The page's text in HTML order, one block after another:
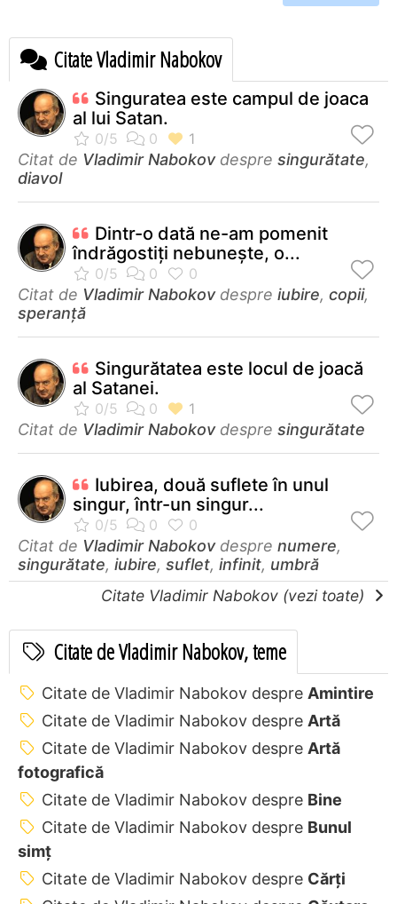
Citate Vladimir Nabokov
Singuratea este campul de joaca
al lui Satan.
Citat de Vladimir Nabokovdespre singurătate,
diavol
Dintr-o dată ne-am pomenit
îndrăgostiţi nebuneşte, o...
Citat de Vladimir Nabokovdespre iubire, copii,
speranță
Singurătatea este locul de joacă
al Satanei.
Citat de Vladimir Nabokovdespre singurătate
Iubirea, două suflete în unul
singur, într-un singur...
Citat de Vladimir Nabokovdespre numere,
singurătate, iubire, suflet, infinit, umbră
Citate Vladimir Nabokov (vezi toate)
Citate de Vladimir Nabokov, teme
Citate de Vladimir Nabokov despre Amintire
Citate de Vladimir Nabokov despre Artă
Citate de Vladimir Nabokov despre Artă
fotografică
Citate de Vladimir Nabokov despre Bine
Citate de Vladimir Nabokov despre Bunul
simț
Citate de Vladimir Nabokov despre Cărți